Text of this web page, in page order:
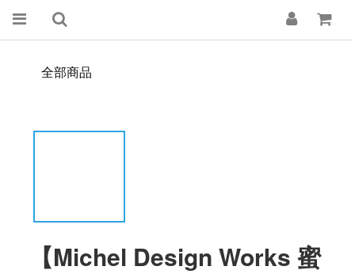
全部商品
【Michel Design Works 蜜